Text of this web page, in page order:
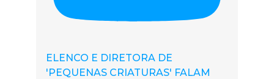
ELENCO E DIRETORA DE
'PEQUENAS CRIATURAS' FALAM